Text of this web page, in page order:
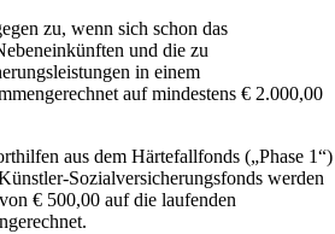
zu, wenn sich schon das
und die zu
in einem
auf mindestens € 2.000,00
aus dem Härtefallfonds („Phase 1“)
Sozialversicherungsfonds werden
€ 500,00 auf die laufenden